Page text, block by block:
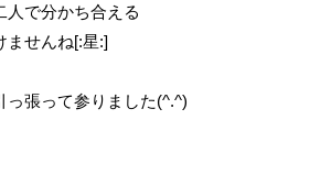
で分かち合える
ませんね[:星:]
っ張って参りました(^.^)